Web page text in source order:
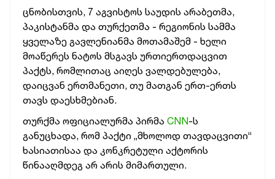
ცნობისთვის, 7 აგვისტოს საუდის არაბეთმა,
პაკისტანმა და თურქეთმა - რეგიონის სამმა
ყველაზე გავლენიანმა მოთამაშემ - ხელი
მოაწერეს ნატოს მსგავს ურთიერთდაცვით
პაქტს, რომლითაც აიღეს ვალდებულება,
დაიცვან ერთმანეთი, თუ მათგან ერთ-ერთს
თავს დაესხმებიან.
თურქმა ოფიციალურმა პირმა CNN-ს
განუცხადა, რომ პაქტი „მხოლოდ თავდაცვითი“
ხასიათისაა და კონკრეტული აქტორის
წინააღმდეგ არ არის მიმართული.